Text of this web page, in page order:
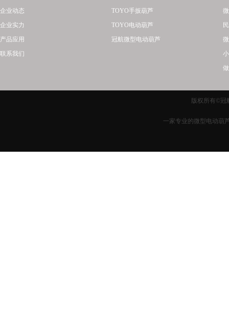
企业动态
企业实力
产品应用
联系我们
TOYO手扳葫芦
TOYO电动葫芦
冠航微型电动葫芦
版权所有©冠
一家专业的微型电动葫